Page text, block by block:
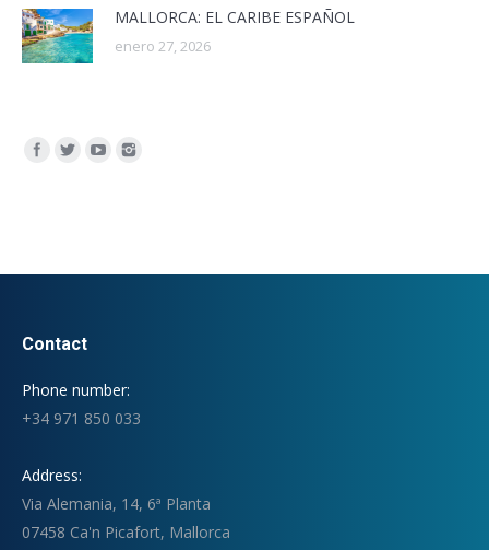
MALLORCA: EL CARIBE ESPAÑOL
enero 27, 2026
Encuéntranos en:
Contact
Phone number:
+34 971 850 033
Address:
Via Alemania, 14, 6ª Planta
07458 Ca'n Picafort, Mallorca